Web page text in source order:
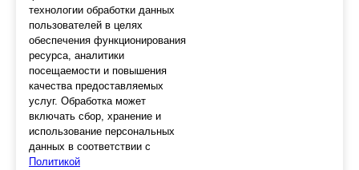
Ножницы электрика
Стопорные кольца
Съемники стопорных колец
Пинцеты
Магниты
Клещи для изоляции
Кабелерезы
Гайкорезы
Зажимы ручные
Подшипники
Тиски
технологии обработки данных
пользователей в целях
обеспечения функционирования
ресурса, аналитики
посещаемости и повышения
качества предоставляемых
услуг. Обработка может
включать сбор, хранение и
использование персональных
данных в соответствии с
Политикой